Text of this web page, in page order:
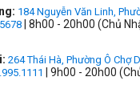
184 Nguyễn Văn Linh,
| 8h00 - 20h00 (Chủ
264 Thái Hà, Phường Ô Chợ
| 9h00 - 20h00